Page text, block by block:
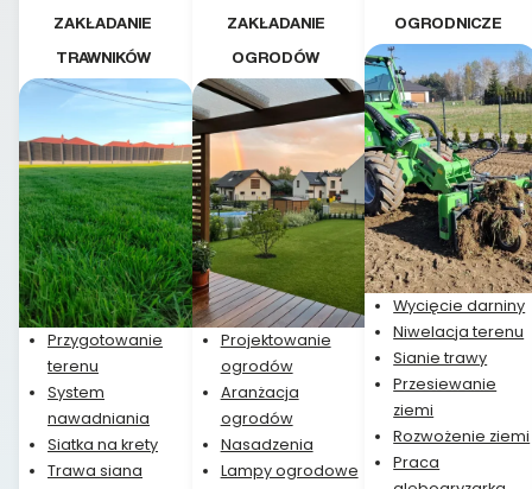
pięknym trawnikiem :)
A trawa robi efekt
WOW. Polecam firmę
ZAKŁADANIE
TRAWNIKÓW
Przygotowanie
terenu
System
nawadniania
Siatka na krety
Trawa siana
ZAKŁADANIE
OGRODÓW
Projektowanie
ogrodów
Aranżacja
ogrodów
Nasadzenia
Lampy ogrodowe
OGRODNICZE
Wycięcie darniny
Niwelacja terenu
Sianie trawy
Przesiewanie
ziemi
Rozwożenie ziemi
Praca